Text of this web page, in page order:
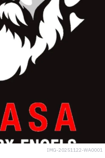
IMG-20251122-WA0001